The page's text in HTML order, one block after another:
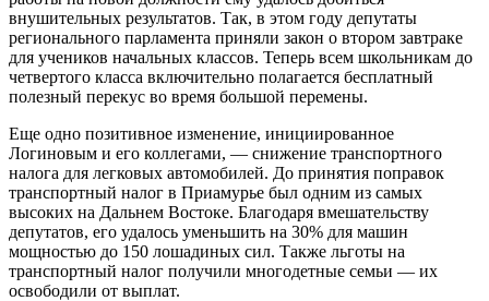
внушительных результатов. Так, в этом году депутаты
регионального парламента приняли закон о втором завтраке
для учеников начальных классов. Теперь всем школьникам до
четвертого класса включительно полагается бесплатный
полезный перекус во время большой перемены.
Еще одно позитивное изменение, инициированное
Логиновым и его коллегами, — снижение транспортного
налога для легковых автомобилей. До принятия поправок
транспортный налог в Приамурье был одним из самых
высоких на Дальнем Востоке. Благодаря вмешательству
депутатов, его удалось уменьшить на 30% для машин
мощностью до 150 лошадиных сил. Также льготы на
транспортный налог получили многодетные семьи — их
освободили от выплат.